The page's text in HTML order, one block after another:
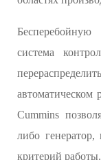
система
Cummins
либо
критерий работы.